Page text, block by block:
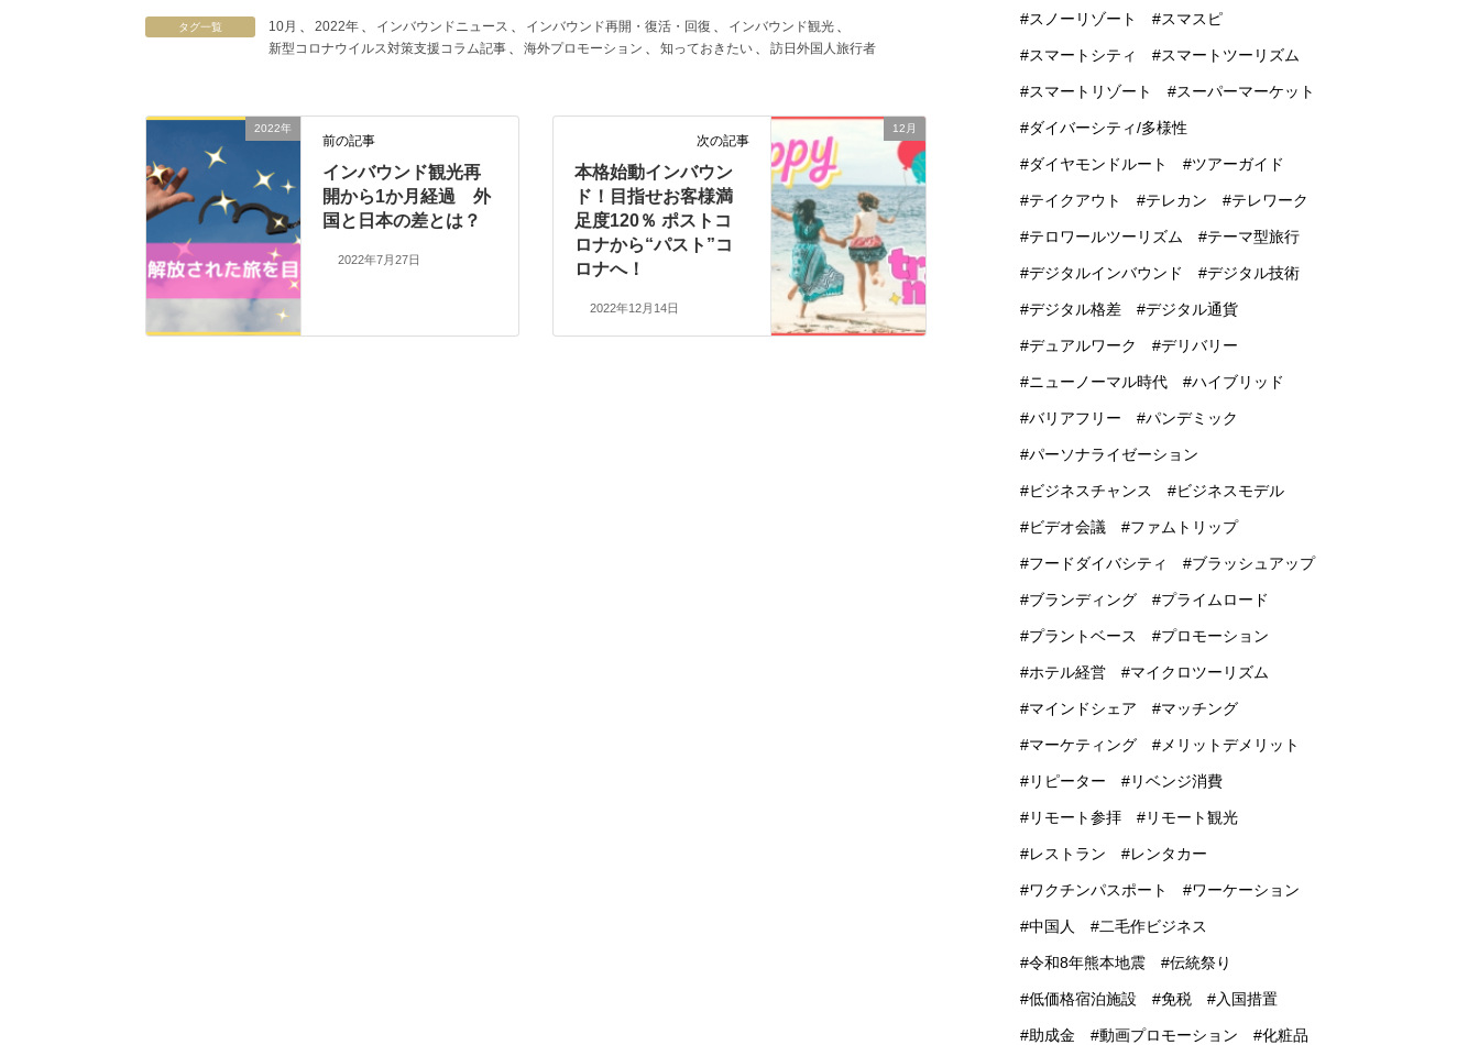
タグ一覧 10月 2022年 インバウンドニュース インバウンド再開・復活・回復 インバウンド観光
新型コロナウイルス対策支援コラム記事
海外プロモーション 知っておきたい 訪日外国人旅行者
2022年
前の記事
インバウンド観光再
開から1か月経過 外
国と日本の差とは？
2022年7月27日
12月
次の記事
本格始動インバウン
ド！目指せお客様満
足度120％ ポストコ
ロナから“パスト”コ
ロナへ！
2022年12月14日
スノーリゾート スマスピ
スマートシティ スマートツーリズム
スマートリゾート スーパーマーケット
ダイバーシティ/多様性
ダイヤモンドルート ツアーガイド
テイクアウト テレカン テレワーク
テロワールツーリズム テーマ型旅行
デジタルインバウンド デジタル技術
デジタル格差 デジタル通貨
デュアルワーク デリバリー
ニューノーマル時代 ハイブリッド
バリアフリー パンデミック
パーソナライゼーション
ビジネスチャンス ビジネスモデル
ビデオ会議 ファムトリップ
フードダイバシティ ブラッシュアップ
ブランディング プライムロード
プラントベース プロモーション
ホテル経営 マイクロツーリズム
マインドシェア マッチング
マーケティング メリットデメリット
リピーター リベンジ消費
リモート参拝 リモート観光
レストラン レンタカー
ワクチンパスポート ワーケーション
中国人 二毛作ビジネス
令和8年熊本地震 伝統祭り
低価格宿泊施設 免税 入国措置
助成金 動画プロモーション 化粧品